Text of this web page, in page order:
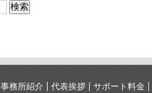
事務所紹介 代表挨拶 サポート料金